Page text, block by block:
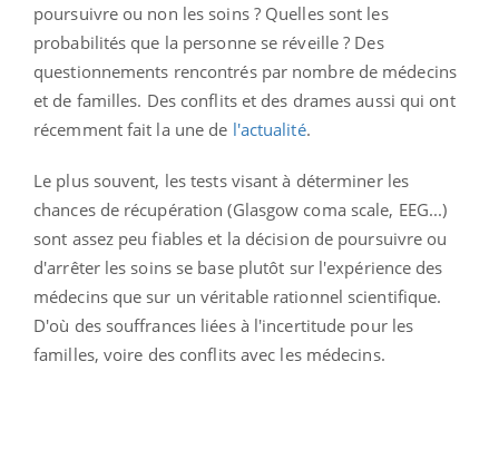
poursuivre ou non les soins ? Quelles sont les
probabilités que la personne se réveille ? Des
questionnements rencontrés par nombre de médecins
et de familles. Des conflits et des drames aussi qui ont
récemment fait la une de l'actualité.
Le plus souvent, les tests visant à déterminer les
chances de récupération (Glasgow coma scale, EEG...)
sont assez peu fiables et la décision de poursuivre ou
d'arrêter les soins se base plutôt sur l'expérience des
médecins que sur un véritable rationnel scientifique.
D'où des souffrances liées à l'incertitude pour les
familles, voire des conflits avec les médecins.